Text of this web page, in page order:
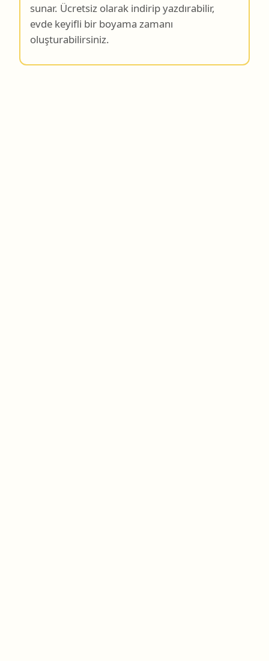
sunar. Ücretsiz olarak indirip yazdırabilir,
evde keyifli bir boyama zamanı
oluşturabilirsiniz.